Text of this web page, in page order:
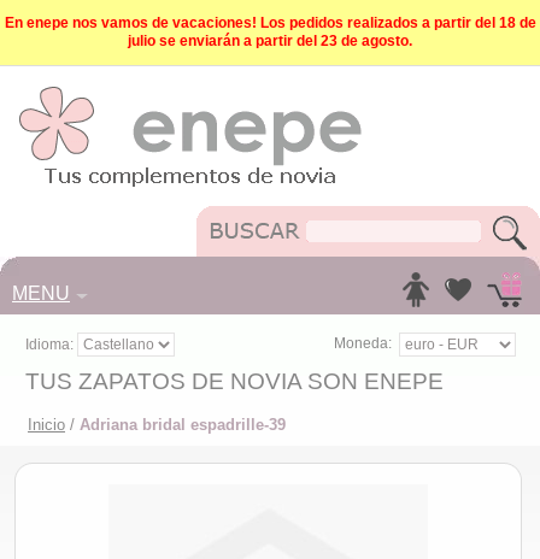
En enepe nos vamos de vacaciones! Los pedidos realizados a partir del 18 de
julio se enviarán a partir del 23 de agosto.
MENU
Idioma: Moneda:
TUS ZAPATOS DE NOVIA SON ENEPE
Inicio / Adriana bridal espadrille-39